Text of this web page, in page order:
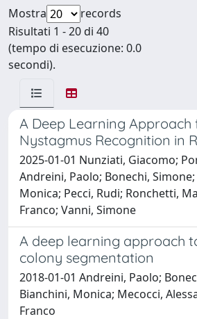
Mostra
records
Risultati 1 - 20 di 40
(tempo di esecuzione: 0.0
secondi).
A Deep Learning Approach
Nystagmus Recognition in
2025-01-01 Nunziati, Giacomo;
Andreini, Paolo; Bonechi,
Monica; Pecci, Rudi; Ronchetti,
Franco; Vanni, Simone
A deep learning approach
colony segmentation
2018-01-01 Andreini, Paolo;
Bianchini, Monica; Mecocci,
Franco